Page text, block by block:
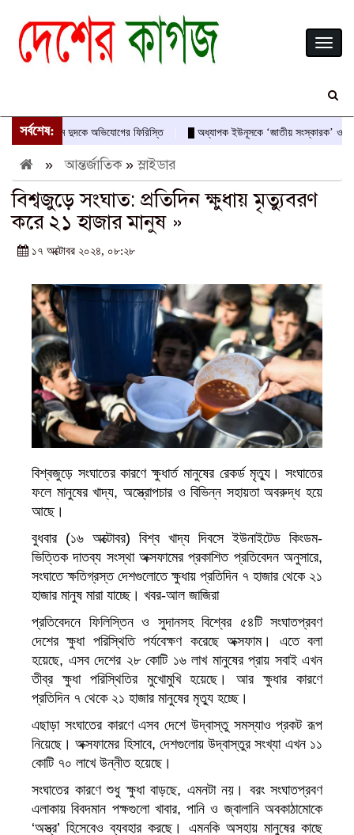
সর্বশেষ:
নামে দুদকে অভিযোগের ফিরিস্তি অধ্যাপক ইউনূসকে ‘জাতীয় সংস্কারক’ ও
»আন্তর্জাতিক»স্লাইডার
বিশ্বজুড়ে সংঘাত: প্রতিদিন ক্ষুধায় মৃত্যুবরণ
করে ২১ হাজার মানুষ »
১৭ অক্টোবর ২০২৪, ০৮:২৮
বিশ্বজুড়ে সংঘাতের কারণে ক্ষুধার্ত মানুষের রেকর্ড মৃত্যু। সংঘাতের
ফলে মানুষের খাদ্য, অস্ত্রোপচার ও বিভিন্ন সহায়তা অবরুদ্ধ হয়ে
আছে।
বুধবার (১৬ অক্টোবর) বিশ্ব খাদ্য দিবসে ইউনাইটেড কিংডম-
ভিত্তিক দাতব্য সংস্থা অক্সফামের প্রকাশিত প্রতিবেদন অনুসারে,
সংঘাতে ক্ষতিগ্রস্ত দেশগুলোতে ক্ষুধায় প্রতিদিন ৭ হাজার থেকে ২১
হাজার মানুষ মারা যাচ্ছে। খবর-আল জাজিরা
প্রতিবেদনে ফিলিস্তিন ও সুদানসহ বিশ্বের ৫৪টি সংঘাতপ্রবণ
দেশের ক্ষুধা পরিস্থিতি পর্যবেক্ষণ করেছে অক্সফাম। এতে বলা
হয়েছে, এসব দেশের ২৮ কোটি ১৬ লাখ মানুষের প্রায় সবাই এখন
তীব্র ক্ষুধা পরিস্থিতির মুখোমুখি হয়েছে। আর ক্ষুধার কারণে
প্রতিদিন ৭ থেকে ২১ হাজার মানুষের মৃত্যু হচ্ছে।
এছাড়া সংঘাতের কারণে এসব দেশে উদ্বাস্তু সমস্যাও প্রকট রূপ
নিয়েছে। অক্সফামের হিসাবে, দেশগুলোয় উদ্বাস্তুর সংখ্যা এখন ১১
কোটি ৭০ লাখে উন্নীত হয়েছে।
সংঘাতের কারণে শুধু ক্ষুধা বাড়ছে, এমনটা নয়। বরং সংঘাতপ্রবণ
এলাকায় বিবদমান পক্ষগুলো খাবার, পানি ও জ্বালানি অবকাঠামোকে
‘অস্ত্র’ হিসেবেও ব্যবহার করছে। এমনকি অসহায় মানুষের কাছে